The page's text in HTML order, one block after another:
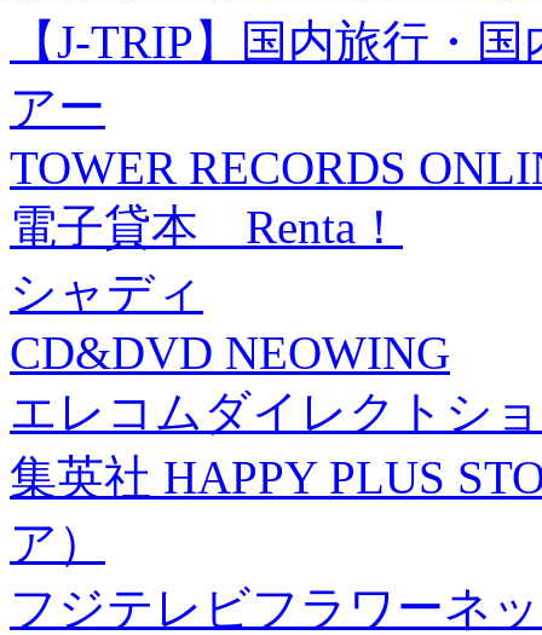
【J-TRIP】国内旅行・
アー
TOWER RECORDS
電子貸本 Renta！
シャディ
CD&DVD NEOWING
エレコムダイレクトシ
集英社 HAPPY PLUS
ア）
フジテレビフラワーネ